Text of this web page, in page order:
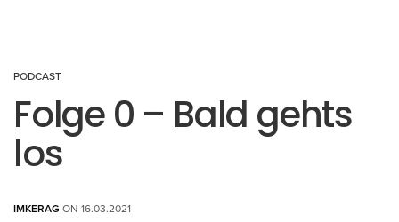
PODCAST
Folge 0 – Bald gehts
los
IMKERAG ON 16.03.2021